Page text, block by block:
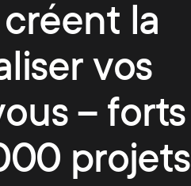
la
vos
– forts
projets